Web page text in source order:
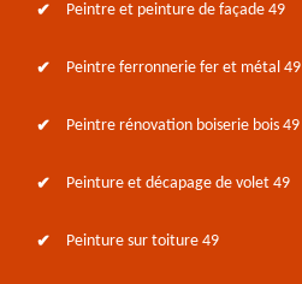
Peintre et peinture de façade 49
Peintre ferronnerie fer et métal 49
Peintre rénovation boiserie bois 49
Peinture et décapage de volet 49
Peinture sur toiture 49